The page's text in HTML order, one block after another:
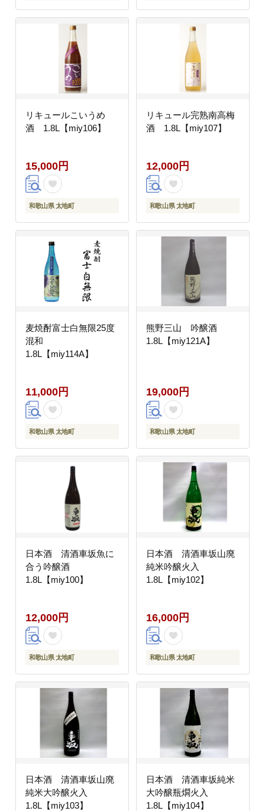
リキュールこいうめ
酒 1.8L【miy106】
15,000円
和歌山県 太地町
リキュール完熟南高梅
酒 1.8L【miy107】
12,000円
和歌山県 太地町
麦焼酎富士白無限25度
混和
1.8L【miy114A】
11,000円
和歌山県 太地町
熊野三山 吟醸酒
1.8L【miy121A】
19,000円
和歌山県 太地町
日本酒 清酒車坂魚に
合う吟醸酒
1.8L【miy100】
12,000円
和歌山県 太地町
日本酒 清酒車坂山廃
純米吟醸火入
1.8L【miy102】
16,000円
和歌山県 太地町
日本酒 清酒車坂山廃
純米大吟醸火入
1.8L【miy103】
日本酒 清酒車坂純米
大吟醸瓶燗火入
1.8L【miy104】